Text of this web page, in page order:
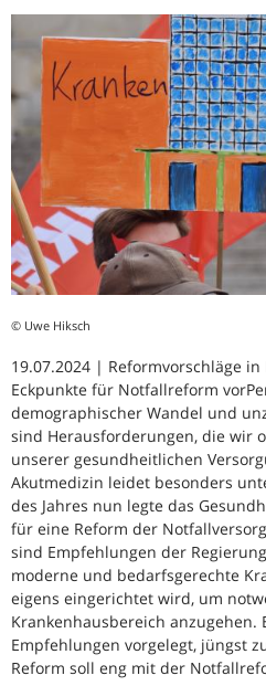
© Uwe Hiksch
19.07.2024 | Reformvorschläge
Eckpunkte für Notfallreform
demographischer Wandel und
sind Herausforderungen, die wir
unserer gesundheitlichen
Akutmedizin leidet besonders
des Jahres nun legte das
für eine Reform der
sind Empfehlungen der
moderne und bedarfsgerechte
eigens eingerichtet wird, um
Krankenhausbereich anzugehen.
Empfehlungen vorgelegt, jüngst
Reform soll eng mit der